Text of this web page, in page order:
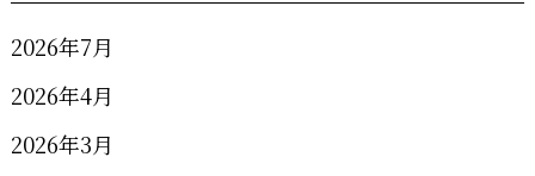
2026年7月
2026年4月
2026年3月